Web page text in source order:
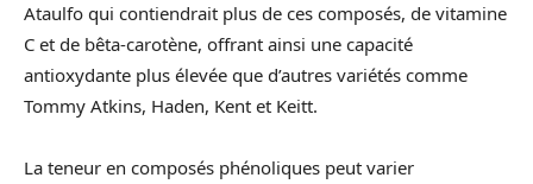
Ataulfo qui contiendrait plus de ces composés, de vitamine
C et de bêta-carotène, offrant ainsi une capacité
antioxydante plus élevée que d’autres variétés comme
Tommy Atkins, Haden, Kent et Keitt.
La teneur en composés phénoliques peut varier